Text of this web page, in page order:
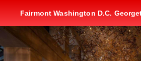
Fairmont Washington D.C.